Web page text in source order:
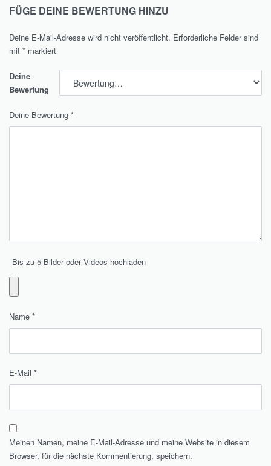
FÜGE DEINE BEWERTUNG HINZU
Deine E-Mail-Adresse wird nicht veröffentlicht. Erforderliche Felder sind
mit * markiert
Deine
Bewertung
Deine Bewertung *
Bis zu 5 Bilder oder Videos hochladen
Name *
E-Mail *
Meinen Namen, meine E-Mail-Adresse und meine Website in diesem
Browser, für die nächste Kommentierung, speichern.